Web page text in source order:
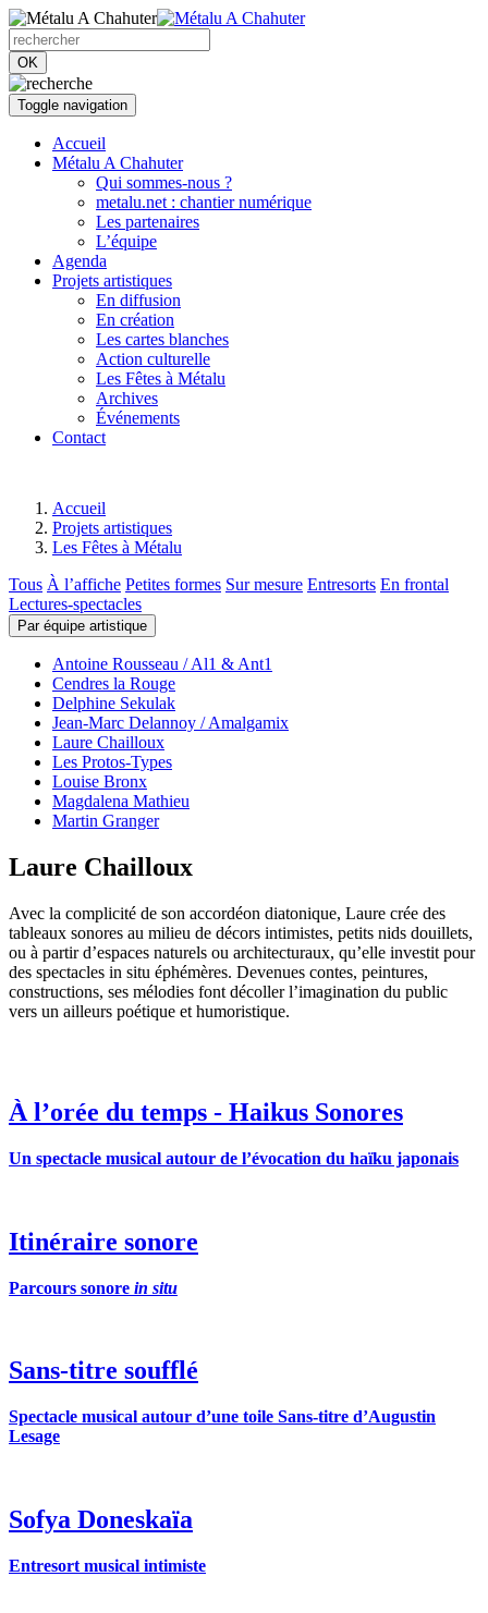
OK
Toggle navigation
Accueil
Métalu A Chahuter
Qui sommes-nous ?
metalu.net : chantier numérique
Les partenaires
L’équipe
Agenda
Projets artistiques
En diffusion
En création
Les cartes blanches
Action culturelle
Les Fêtes à Métalu
Archives
Événements
Contact
Accueil
Projets artistiques
Les Fêtes à Métalu
Tous À l’affiche Petites formes Sur mesure Entresorts En frontal
Lectures-spectacles
Par équipe artistique
Antoine Rousseau / Al1 & Ant1
Cendres la Rouge
Delphine Sekulak
Jean-Marc Delannoy / Amalgamix
Laure Chailloux
Les Protos-Types
Louise Bronx
Magdalena Mathieu
Martin Granger
Laure Chailloux
Avec la complicité de son accordéon diatonique, Laure crée des
tableaux sonores au milieu de décors intimistes, petits nids douillets,
ou à partir d’espaces naturels ou architecturaux, qu’elle investit pour
des spectacles in situ éphémères. Devenues contes, peintures,
constructions, ses mélodies font décoller l’imagination du public
vers un ailleurs poétique et humoristique.
À l’orée du temps - Haikus Sonores
Un spectacle musical autour de l’évocation du haïku japonais
Itinéraire sonore
Parcours sonore in situ
Sans-titre soufflé
Spectacle musical autour d’une toile Sans-titre d’Augustin
Lesage
Sofya Doneskaïa
Entresort musical intimiste